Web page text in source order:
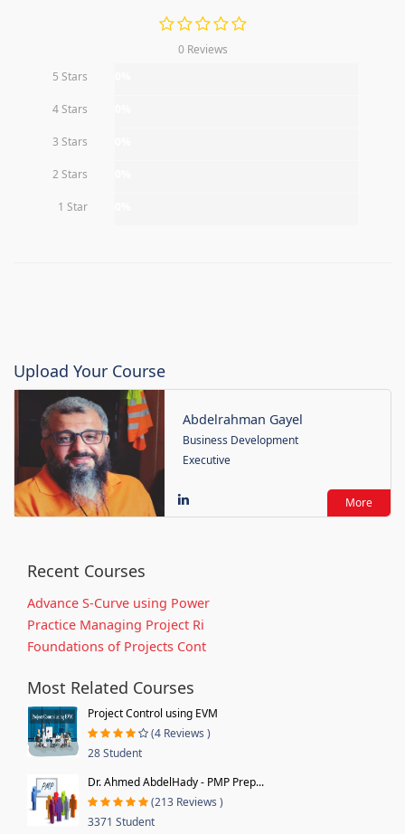
0 Reviews
5 Stars
4 Stars
3 Stars
2 Stars
1 Star
Upload Your Course
Abdelrahman Gayel
Business Development
Executive
More
Recent Courses
Advance S-Curve using Power
Practice Managing Project Ri
Foundations of Projects Cont
Most Related Courses
Project Control using EVM
(4 Reviews )
28 Student
Dr. Ahmed AbdelHady - PMP Prep...
(213 Reviews )
3371 Student